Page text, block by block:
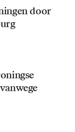
door